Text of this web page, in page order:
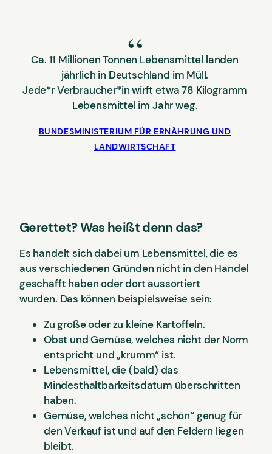
Ca. 11 Millionen Tonnen Lebensmittel landen
jährlich in Deutschland im Müll.
Jede*r Verbraucher*in wirft etwa 78 Kilogramm
Lebensmittel im Jahr weg.
BUNDESMINISTERIUM FÜR ERNÄHRUNG UND
LANDWIRTSCHAFT
Gerettet? Was heißt denn das?
Es handelt sich dabei um Lebensmittel, die es
aus verschiedenen Gründen nicht in den Handel
geschafft haben oder dort aussortiert
wurden. Das können beispielsweise sein:
Zu große oder zu kleine Kartoffeln.
Obst und Gemüse, welches nicht der Norm
entspricht und „krumm“ ist.
Lebensmittel, die (bald) das
Mindesthaltbarkeitsdatum überschritten
haben.
Gemüse, welches nicht „schön“ genug für
den Verkauf ist und auf den Feldern liegen
bleibt.